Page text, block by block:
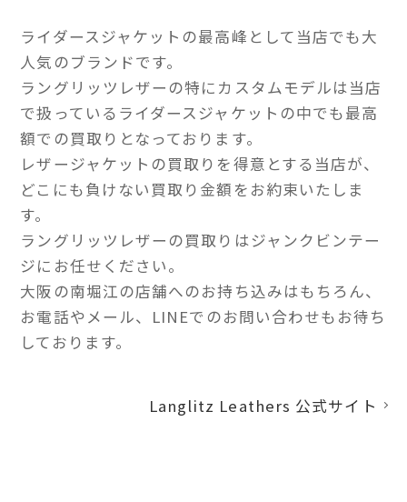
ライダースジャケットの最高峰として当店でも大
人気のブランドです。
ラングリッツレザーの特にカスタムモデルは当店
で扱っているライダースジャケットの中でも最高
額での買取りとなっております。
レザージャケットの買取りを得意とする当店が、
どこにも負けない買取り金額をお約束いたしま
す。
ラングリッツレザーの買取りはジャンクビンテー
ジにお任せください。
大阪の南堀江の店舗へのお持ち込みはもちろん、
お電話やメール、LINEでのお問い合わせもお待ち
しております。
Langlitz Leathers 公式サイト